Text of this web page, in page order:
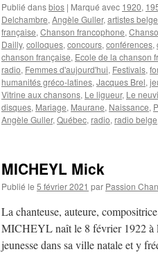
Publié dansbios | Marqué avec 1920,
Delchambre, Angèle Guller, artistes
française, Chanson francophone,
Dailly, colloques, concours, conférences,
chanson française, Ecole de la chanson
radio, Femmes d'aujourd'hui, Festivals,
humanités gréco-latines, Jacques Brel,
Vitrine aux chansons, Le ligueur, Le
disques, Mariage, Maurane, Naissance,
Angèle Guller, Québec, radio, radio belge
MICHEYL Mick
Publié le 5 février 2021 par Passion
La chanteuse, auteure,
MICHEYL naît le 8 février 1922 à
jeunesse dans sa ville natale et y